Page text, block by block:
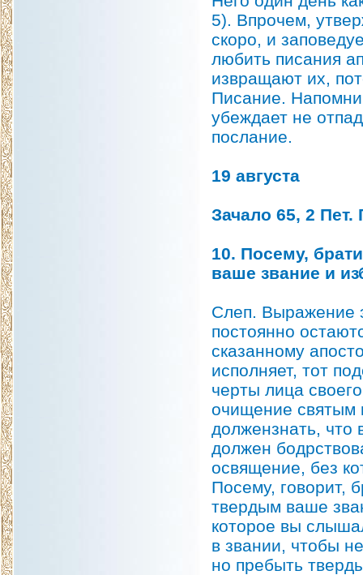
5). Впрочем,
скоро, и
любить писания
извращают их,
Писание.
убеждает не
послание.
19 августа
Зачало 65, 2 Пет.
10. Посему,
ваше звание и
Слеп. Выражение
постоянно
сказанному
исполняет, тот
черты лица
очищение святым
должензнать, что
должен
освящение, без
Посему, говорит,
твердым ваше
которое вы
в звании, чтобы
но пребыть